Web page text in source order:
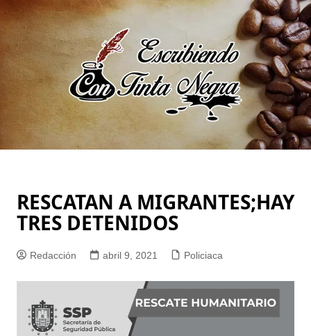
Saltar
al
contenido
RESCATAN A MIGRANTES;HAY
TRES DETENIDOS
Redacción abril 9, 2021 Policiaca